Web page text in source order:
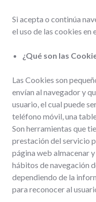
Si acepta o continúa
el uso de las cookies en
¿Qué son las
Las Cookies son
envían al navegador y
usuario, el cual puede
teléfono móvil, una
Son herramientas que
prestación del servicio
página web almacenar
hábitos de navegación
dependiendo de la
para reconocer al